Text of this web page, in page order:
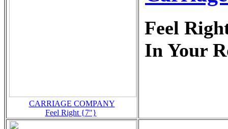
CARRIAGE COMPANY
Feel Right {7"}
Feel
In Your